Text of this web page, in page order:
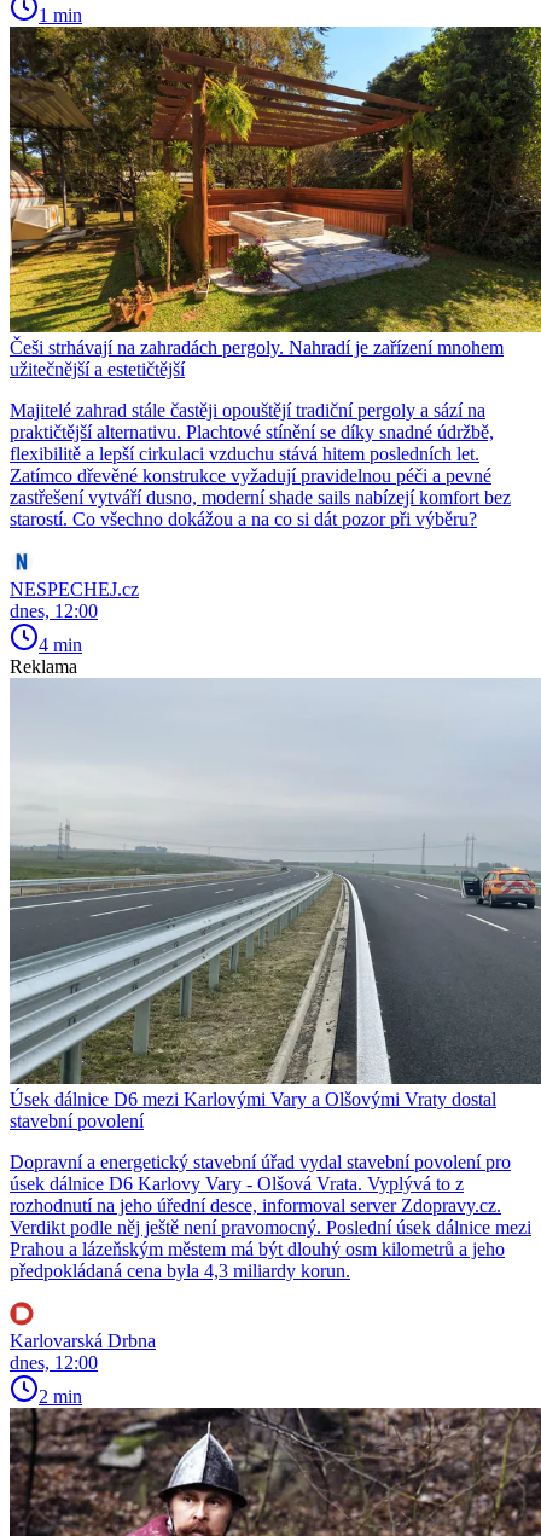
1 min
Češi strhávají na zahradách pergoly. Nahradí je zařízení mnohem
užitečnější a estetičtější
Majitelé zahrad stále častěji opouštějí tradiční pergoly a sází na
praktičtější alternativu. Plachtové stínění se díky snadné údržbě,
flexibilitě a lepší cirkulaci vzduchu stává hitem posledních let.
Zatímco dřevěné konstrukce vyžadují pravidelnou péči a pevné
zastřešení vytváří dusno, moderní shade sails nabízejí komfort bez
starostí. Co všechno dokážou a na co si dát pozor při výběru?
NESPECHEJ.cz
dnes, 12:00
4 min
Reklama
Úsek dálnice D6 mezi Karlovými Vary a Olšovými Vraty dostal
stavební povolení
Dopravní a energetický stavební úřad vydal stavební povolení pro
úsek dálnice D6 Karlovy Vary - Olšová Vrata. Vyplývá to z
rozhodnutí na jeho úřední desce, informoval server Zdopravy.cz.
Verdikt podle něj ještě není pravomocný. Poslední úsek dálnice mezi
Prahou a lázeňským městem má být dlouhý osm kilometrů a jeho
předpokládaná cena byla 4,3 miliardy korun.
Karlovarská Drbna
dnes, 12:00
2 min